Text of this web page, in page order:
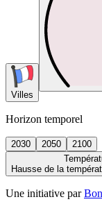
Villes
Horizon temporel
2030 2050
2100
Hausse de la
Une initiative par